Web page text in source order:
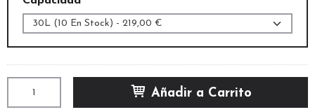
Añadir a Carrito